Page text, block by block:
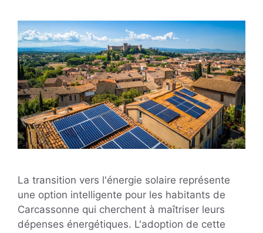
La transition vers l'énergie solaire représente
une option intelligente pour les habitants de
Carcassonne qui cherchent à maîtriser leurs
dépenses énergétiques. L'adoption de cette